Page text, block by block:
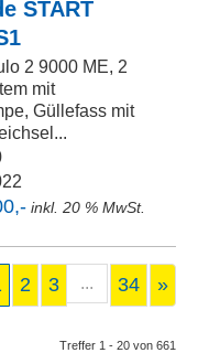
START
2 9000 ME, 2
mit
Güllefass mit
inkl. 20 % MwSt.
2 3 ... 34 »
Treffer 1 - 20 von 661